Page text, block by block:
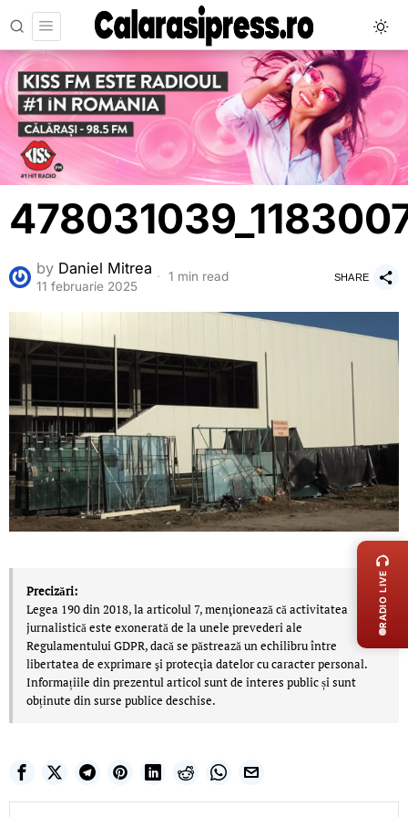
by Daniel Mitrea
11 februarie 2025
1 min read SHARE
Precizări:
Legea 190 din 2018, la articolul 7, menţionează că activitatea
jurnalistică este exonerată de la unele prevederi ale
Regulamentului GDPR, dacă se păstrează un echilibru între
libertatea de exprimare şi protecţia datelor cu caracter personal.
Informațiile din prezentul articol sunt de interes public și sunt
obținute din surse publice deschise.
RADIO LIVE